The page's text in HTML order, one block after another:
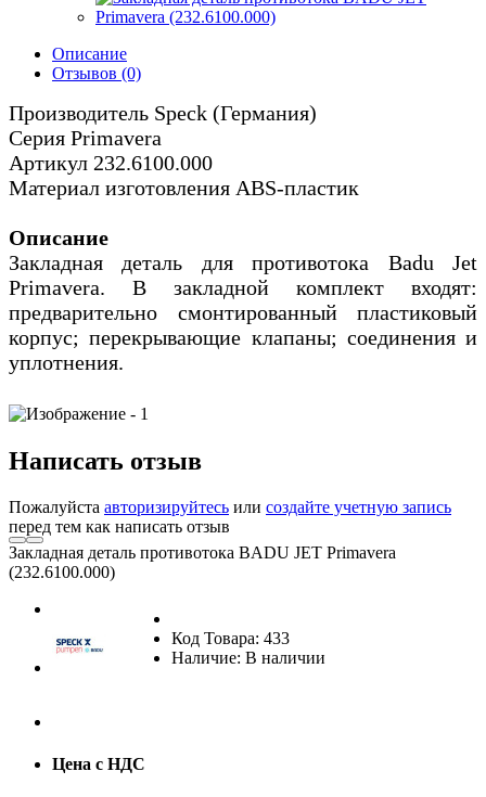
Описание
Отзывов (0)
Производитель Speck (Германия)
Серия Primavera
Артикул 232.6100.000
Материал изготовления ABS-пластик
Описание
Закладная деталь для противотока Badu Jet
Primavera. В закладной комплект входят:
предварительно смонтированный пластиковый
корпус; перекрывающие клапаны; соединения и
уплотнения.
Написать отзыв
Пожалуйста авторизируйтесь или создайте учетную запись
перед тем как написать отзыв
Закладная деталь противотока BADU JET Primavera
(232.6100.000)
Код Товара: 433
Наличие: В наличии
Цена с НДС